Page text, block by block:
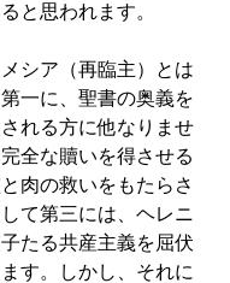
と思われます。
シア（再臨主）とは
一に、聖書の奥義を
れる方に他なりませ
全な贖いを得させる
肉の救いをもたらさ
て第三には、ヘレニ
たる共産主義を屈伏
す。しかし、それに